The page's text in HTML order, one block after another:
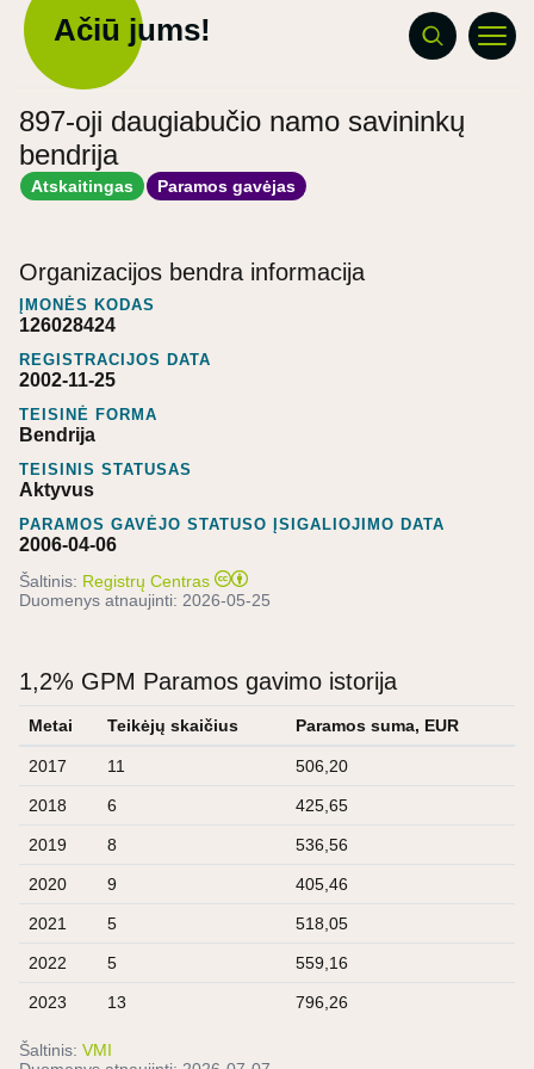
Ačiū jums!
897-oji daugiabučio namo savininkų
bendrija
Atskaitingas Paramos gavėjas
Organizacijos bendra informacija
ĮMONĖS KODAS
126028424
REGISTRACIJOS DATA
2002-11-25
TEISINĖ FORMA
Bendrija
TEISINIS STATUSAS
Aktyvus
PARAMOS GAVĖJO STATUSO ĮSIGALIOJIMO DATA
2006-04-06
Šaltinis: Registrų Centras
Duomenys atnaujinti: 2026-05-25
1,2% GPM Paramos gavimo istorija
Metai Teikėjų skaičius Paramos suma, EUR
2017 11 506,20
2018 6 425,65
2019 8 536,56
2020 9 405,46
2021 5 518,05
2022 5 559,16
2023 13 796,26
Šaltinis: VMI